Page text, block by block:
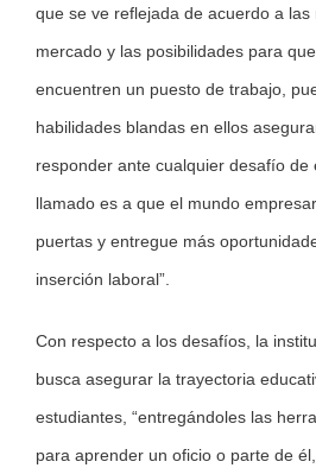
que se ve reflejada de acuerdo a las
mercado y las posibilidades para
encuentren un puesto de trabajo,
habilidades blandas en ellos
responder ante cualquier desafío de
llamado es a que el mundo
puertas y entregue más
inserción laboral”.
Con respecto a los desafíos, la
busca asegurar la trayectoria
estudiantes, “entregándoles las
para aprender un oficio o parte de